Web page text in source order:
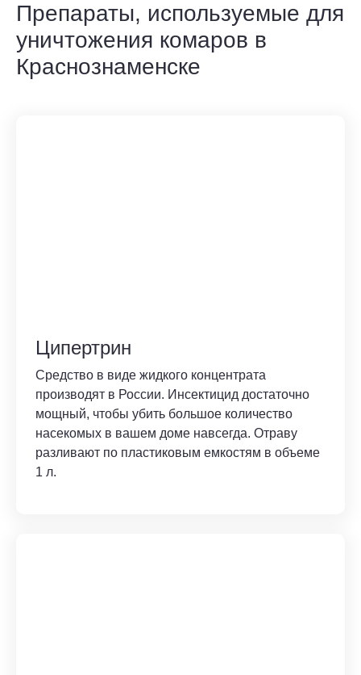
Препараты, используемые для
уничтожения комаров в
Краснознаменске
Ципертрин
Средство в виде жидкого концентрата
производят в России. Инсектицид достаточно
мощный, чтобы убить большое количество
насекомых в вашем доме навсегда. Отраву
разливают по пластиковым емкостям в объеме
1 л.